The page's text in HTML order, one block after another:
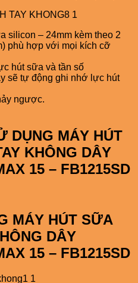
silicon – 24mm kèm theo 2
phù hợp với mọi kích cỡ
hút sữa và tần số
sẽ tự động ghi nhớ lực hút
ngược.
DỤNG MÁY HÚT
KHÔNG DÂY
15 – FB1215SD
MÁY HÚT SỮA
DÂY
15 – FB1215SD